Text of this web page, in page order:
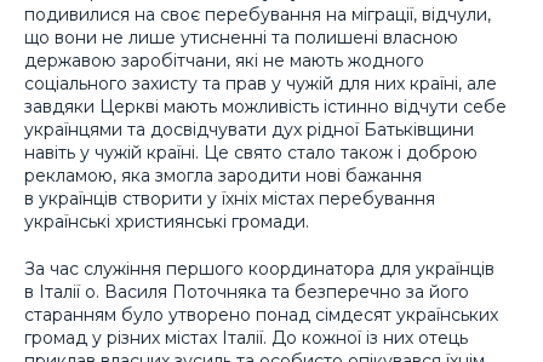
подивилися на своє перебування на міграції, відчули,
що вони не лише утисненні та полишені власною
державою заробітчани, які не мають жодного
соціального захисту та прав у чужій для них країні, але
завдяки Церкві мають можливість істинно відчути себе
українцями та досвідчувати дух рідної Батьківщини
навіть у чужій країні. Це свято стало також і доброю
рекламою, яка змогла зародити нові бажання
в українців створити у їхніх містах перебування
українські християнські громади.
За час служіння першого координатора для українців
в Італії о. Василя Поточняка та безперечно за його
старанням було утворено понад сімдесят українських
громад у різних містах Італії. До кожної із них отець